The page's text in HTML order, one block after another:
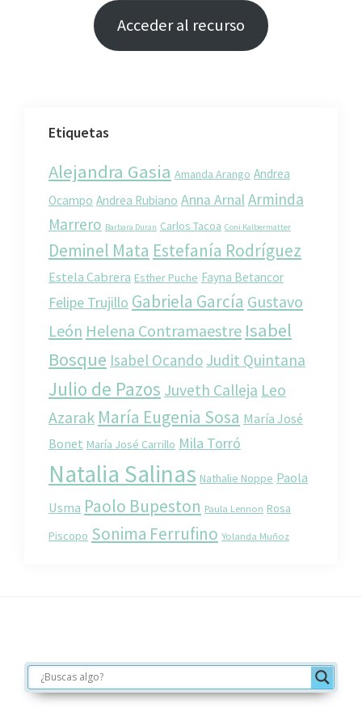
Acceder al recurso
Etiquetas
Alejandra Gasia Amanda Arango Andrea
Ocampo Andrea Rubiano Anna ArnalArminda
Marrero Barbara Duran Carlos Tacoa Coni Kalbermatter
Deminel Mata Estefanía Rodríguez
Estela Cabrera Esther Puche Fayna Betancor
Felipe Trujillo Gabriela García Gustavo
León Helena Contramaestre Isabel
Bosque Isabel Ocando Judit Quintana
Julio de Pazos Juveth Calleja Leo
Azarak María Eugenia Sosa María José
Bonet María José Carrillo Mila Torró
Natalia Salinas Nathalie Noppe Paola
Usma Paolo Bupeston Paula Lennon Rosa
Piscopo Sonima Ferrufino Yolanda Muñoz
Footer